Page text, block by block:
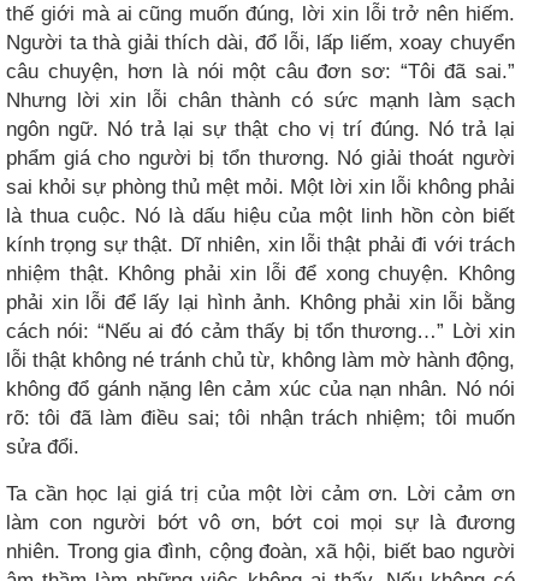
thế giới mà ai cũng muốn đúng, lời xin lỗi trở nên hiếm.
Người ta thà giải thích dài, đổ lỗi, lấp liếm, xoay chuyển
câu chuyện, hơn là nói một câu đơn sơ: “Tôi đã sai.”
Nhưng lời xin lỗi chân thành có sức mạnh làm sạch
ngôn ngữ. Nó trả lại sự thật cho vị trí đúng. Nó trả lại
phẩm giá cho người bị tổn thương. Nó giải thoát người
sai khỏi sự phòng thủ mệt mỏi. Một lời xin lỗi không phải
là thua cuộc. Nó là dấu hiệu của một linh hồn còn biết
kính trọng sự thật. Dĩ nhiên, xin lỗi thật phải đi với trách
nhiệm thật. Không phải xin lỗi để xong chuyện. Không
phải xin lỗi để lấy lại hình ảnh. Không phải xin lỗi bằng
cách nói: “Nếu ai đó cảm thấy bị tổn thương…” Lời xin
lỗi thật không né tránh chủ từ, không làm mờ hành động,
không đổ gánh nặng lên cảm xúc của nạn nhân. Nó nói
rõ: tôi đã làm điều sai; tôi nhận trách nhiệm; tôi muốn
sửa đổi.
Ta cần học lại giá trị của một lời cảm ơn. Lời cảm ơn
làm con người bớt vô ơn, bớt coi mọi sự là đương
nhiên. Trong gia đình, cộng đoàn, xã hội, biết bao người